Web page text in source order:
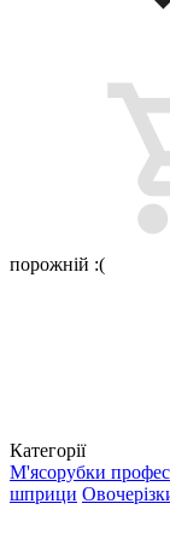
порожній :(
Категорії
М'ясорубки
шприци